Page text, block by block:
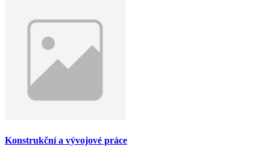
Konstrukční a vývojové práce